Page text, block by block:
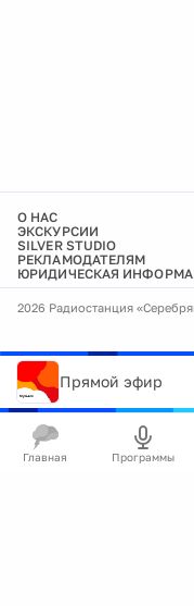
О НАС
ЭКСКУРСИИ
SILVER STUDIO
РЕКЛАМОДАТЕЛЯМ
ЮРИДИЧЕСКАЯ
2026 Радиостанция
Прямой эфир
Главная Программы